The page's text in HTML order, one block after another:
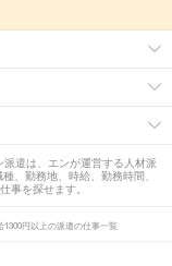
遣は、エンが運営する人材派
、勤務地、時給、勤務時間、
事を探せます。
円以上の派遣の仕事一覧